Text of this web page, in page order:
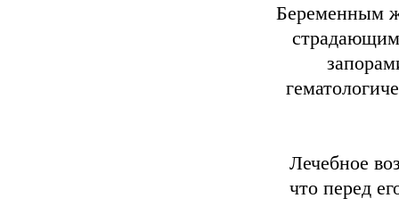
Беременным
Лечебное
что перед